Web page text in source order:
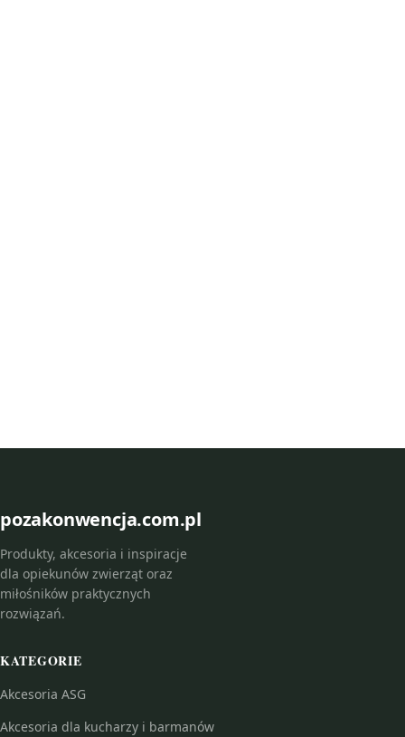
pozakonwencja.com.pl
Produkty, akcesoria i inspiracje
dla opiekunów zwierząt oraz
miłośników praktycznych
rozwiązań.
KATEGORIE
Akcesoria ASG
Akcesoria dla kucharzy i barmanów